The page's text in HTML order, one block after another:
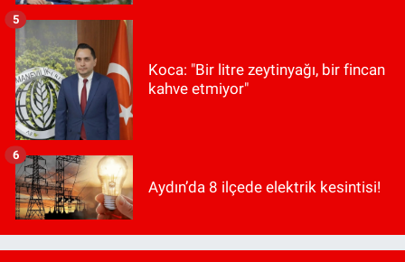
Koca: "Bir litre zeytinyağı, bir fincan
kahve etmiyor"
5
Aydın’da 8 ilçede elektrik kesintisi!
6